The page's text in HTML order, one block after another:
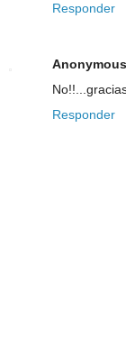
Responder
Anonymous
Responder